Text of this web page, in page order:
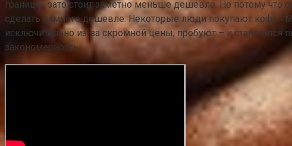
границы, зато стоит заметно меньше дешевле. Не потому что
сделать намного дешевле. Некоторые люди покупают кофе
исключительно из-за скромной цены, пробуют – и становятся
закономерность.